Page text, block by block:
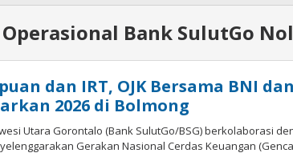
Bank SulutGo
dan IRT, OJK Bersama BNI
2026 di Bolmong
Utara Gorontalo (Bank SulutGo/BSG) berkolaborasi
Gerakan Nasional Cerdas Keuangan